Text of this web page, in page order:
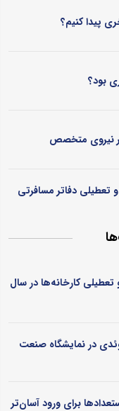
پیدا کنیم؟
سر نیروی متخصص
دفاتر مسافرتی
کارخانه‌ها در سال
در نمایشگاه صنعت
برای ورود آسان‌تر